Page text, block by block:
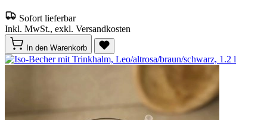
Sofort lieferbar
Inkl. MwSt., exkl. Versandkosten
In den Warenkorb